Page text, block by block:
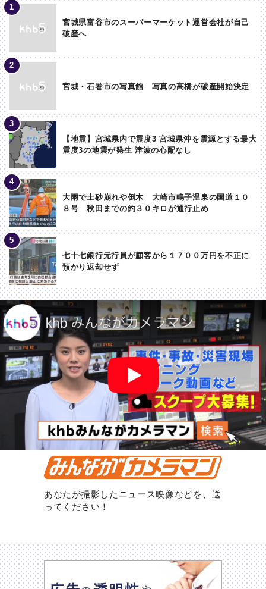
宮城県富谷市のスーパーマーケット運営会社が自己
破産へ
宮城・石巻市の写真館 写真の高橋が破産開始決定
【地震】宮城県内で震度3 宮城県沖を震源とする最大
震度3の地震が発生 津波の心配なし
大雨で土砂崩れや倒木 大崎市鳴子温泉の国道１０
８号 秋田までの約３０キロが通行止め
七十七銀行元行員が顧客から１７００万円を不正に
預かり返却せず
あなたが撮影したニュース映像などを、送
ってください！